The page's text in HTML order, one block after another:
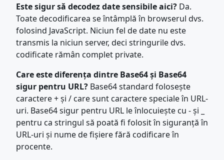
Este sigur să decodez date sensibile aici? Da.
Toate decodificarea se întâmplă în browserul dvs.
folosind JavaScript. Niciun fel de date nu este
transmis la niciun server, deci stringurile dvs.
codificate rămân complet private.
Care este diferența dintre Base64 și Base64
sigur pentru URL? Base64 standard folosește
caractere + și / care sunt caractere speciale în URL-
uri. Base64 sigur pentru URL le înlocuiește cu - și _
pentru ca stringul să poată fi folosit în siguranță în
URL-uri și nume de fișiere fără codificare în
procente.